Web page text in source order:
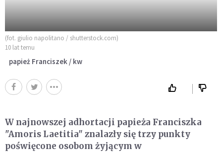
(fot. giulio napolitano / shutterstock.com)
10 lat temu
papież Franciszek / kw
W najnowszej adhortacji papieża Franciszka
"Amoris Laetitia" znalazły się trzy punkty
poświęcone osobom żyjącym w